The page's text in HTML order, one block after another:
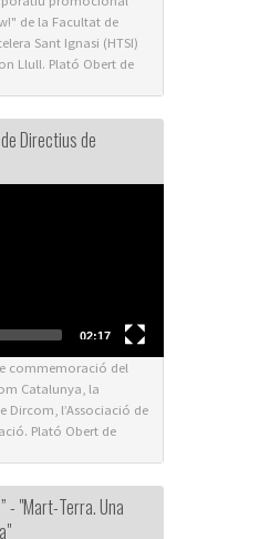
de la Facultat de
Sant Ignasi (HTSI)
Llull. Plató Obert de
Directius de
02:17
commemoració del
Catalunya, la
Dircom, l’Associació de
Plató Obert de
- "Mart-Terra. Una